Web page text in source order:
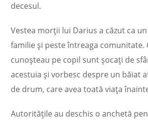
decesul.
Vestea morții lui Darius a căzut ca
familie și peste întreaga comunitate.
cunoșteau pe copil sunt șocați de
acestuia și vorbesc despre un băiat
de drum, care avea toată viața
Autoritățile au deschis o anchetă